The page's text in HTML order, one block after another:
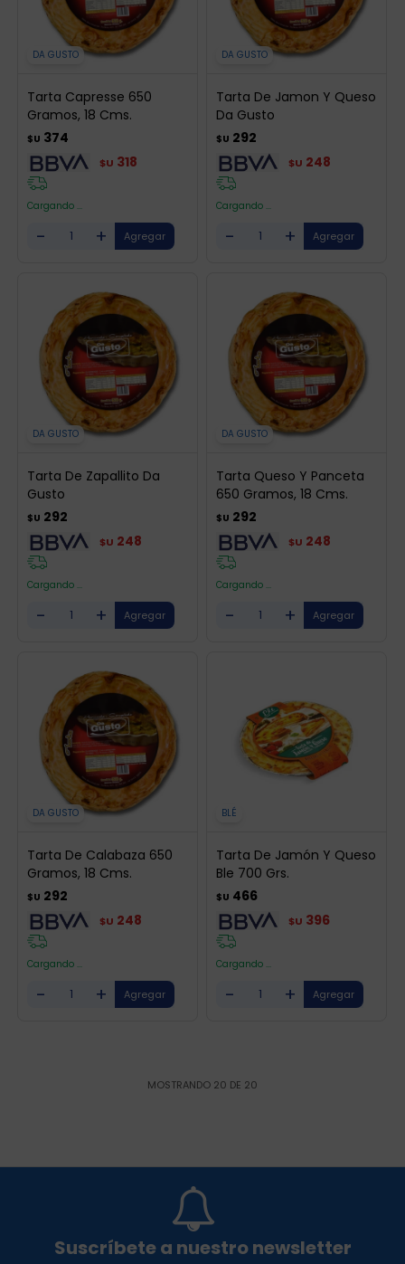
DA GUSTO
Tarta Capresse 650
Gramos, 18 Cms.
$U 374
$U 318
Cargando ...
- +
DA GUSTO
Tarta De Jamon Y Queso
Da Gusto
$U 292
$U 248
Cargando ...
- +
DA GUSTO
Tarta De Zapallito Da
Gusto
$U 292
$U 248
Cargando ...
- +
DA GUSTO
Tarta Queso Y Panceta
650 Gramos, 18 Cms.
$U 292
$U 248
Cargando ...
- +
DA GUSTO
Tarta De Calabaza 650
Gramos, 18 Cms.
$U 292
$U 248
Cargando ...
- +
BLÉ
Tarta De Jamón Y Queso
Ble 700 Grs.
$U 466
$U 396
Cargando ...
- +
MOSTRANDO 20 DE 20
Suscríbete a nuestro newsletter